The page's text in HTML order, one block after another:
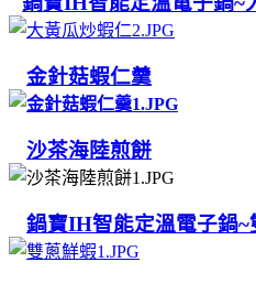
金針菇蝦仁羹
沙茶海陸煎餅
鍋寶IH智能定溫電子鍋~